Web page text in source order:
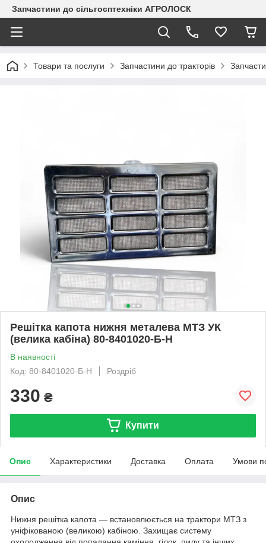
Запчастини до сільгосптехніки АГРОЛОСК
Товари та послуги Запчастини до тракторів
Решітка капота нижня металева МТЗ УК
(велика кабіна) 80-8401020-Б-Н
В наявності
Код: 80-8401020-Б-Н
Роздріб
330 ₴
Купити
Опис Характеристики Доставка Оплата Умови
Опис
Нижня решітка капота — встановлюється на трактори МТЗ з
уніфікованою (великою) кабіною. Захищає систему